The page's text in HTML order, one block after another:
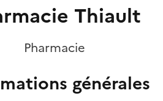
Thiault
Pharmacie
générales